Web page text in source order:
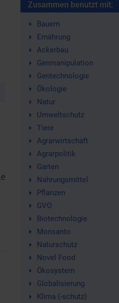
Zusammen benutzt mit:
Bauern
Ernährung
Ackerbau
Genmanipulation
Gentechnologie
Ökologie
Natur
Umweltschutz
Tiere
Agrarwirtschaft
Agrarpolitik
Garten
Nahrungsmittel
Pflanzen
GVO
Biotechnologie
Monsanto
Naturschutz
Novel Food
Ökosystem
Globalisierung
Klima (-schutz)